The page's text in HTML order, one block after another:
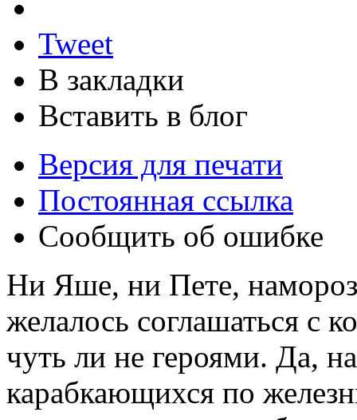
Tweet
В закладки
Вставить в блог
Версия для печати
Постоянная ссылка
Сообщить об ошибке
Ни Яше, ни Пете,
желалось соглашаться с
чуть ли не героями. Да,
карабкающихся по